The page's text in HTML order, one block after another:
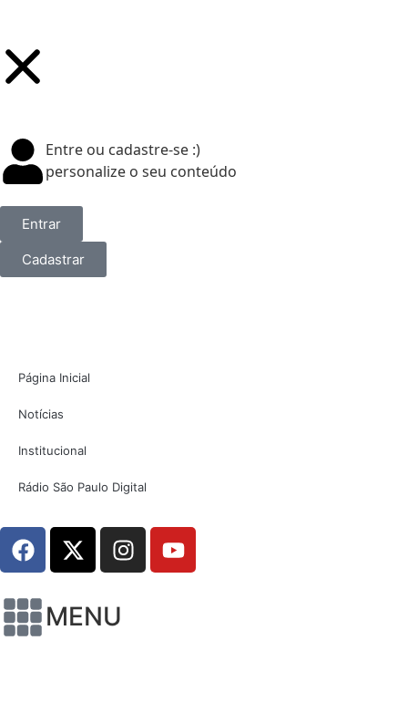
Entre ou cadastre-se :)
personalize o seu conteúdo
Entrar
Cadastrar
Página Inicial
Notícias
Institucional
Rádio São Paulo Digital
MENU